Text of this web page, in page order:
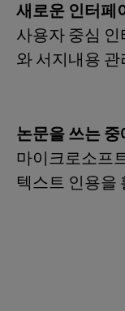
새로운 인터페
사용자 중심
와 서지내용
논문을 쓰는
마이크로소프
텍스트 인용을